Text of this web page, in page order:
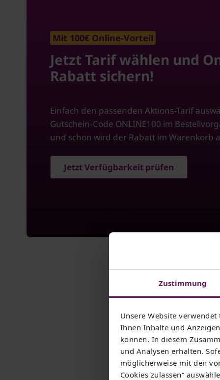
Zustimmung
Unsere Website
Ihnen Inhalte und
können. In diesem
und Analysen erhalten.
möglicherweise mit den
Cookies zulassen“
Mit 100€ Online-Vorteil
Jetzt Tarif wählen und
Rabatt sichern!
Einfach den passenden Aktions-Tarif
Gutschein-Code ONLINE100 im
und schon wird der Rabatt im Warenkorb
Jetzt Verfügbarkeit prüfen
Internet-Tarife mit
Sie